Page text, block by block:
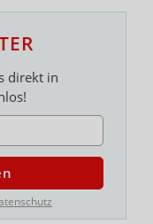
direkt in